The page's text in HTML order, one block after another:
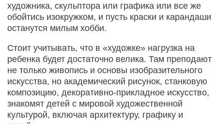
художника, скульптора или графика или все же
обойтись изокружком, и пусть краски и карандаши
останутся милым хобби.
Стоит учитывать, что в «художке» нагрузка на
ребенка будет достаточно велика. Там преподают
не только живопись и основы изобразительного
искусства, но академический рисунок, станковую
композицию, декоративно-прикладное искусство,
знакомят детей с мировой художественной
культурой, включая архитектуру, графику и